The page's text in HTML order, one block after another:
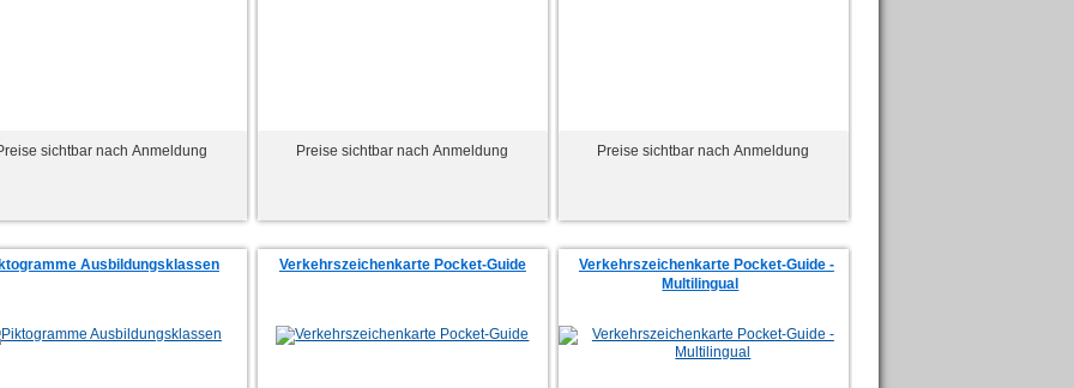
sichtbar nach Anmeldung Preise sichtbar nach Anmeldung Preise sichtbar nach Anmeldung
Ausbildungsklassen Verkehrszeichenkarte Pocket-Guide
Verkehrszeichenkarte Pocket-Guide -
Multilingual